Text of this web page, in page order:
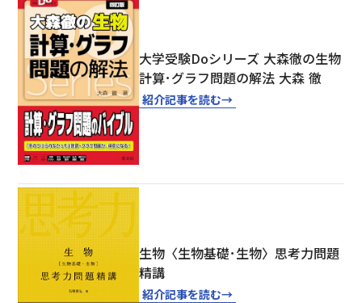
大学受験Doシリーズ 大森徹の生物
計算･グラフ問題の解法 大森 徹
紹介記事を読む→
生物〈生物基礎･生物〉思考力問題
精講
紹介記事を読む→